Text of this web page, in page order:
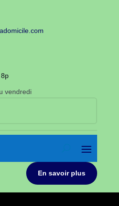
vendredi
En savoir plus